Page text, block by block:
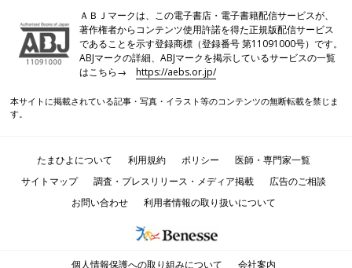
ＡＢＪマークは、この電子書店・電子書籍配信サービスが、
著作権者からコンテンツ使用許諾を得た正規版配信サービス
であることを示す登録商標（登録番号 第11091000号）です。
ABJマークの詳細、ABJマークを掲示しているサービスの一覧
はこちら→https://aebs.or.jp/
本サイトに掲載されている記事・写真・イラスト等のコンテンツの無断転載を禁じま
す。
たまひよについて 利用規約 ポリシー
医師・専門家一覧
サイトマップ
調査・プレスリリース・メディア掲載
広告のご相談
お問い合わせ
利用者情報の取り扱いについて
個人情報保護への取り組みについて 会社案内